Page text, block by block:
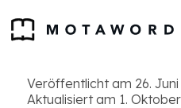
Veröffentlicht am 26. Juni
Aktualisiert am 1.